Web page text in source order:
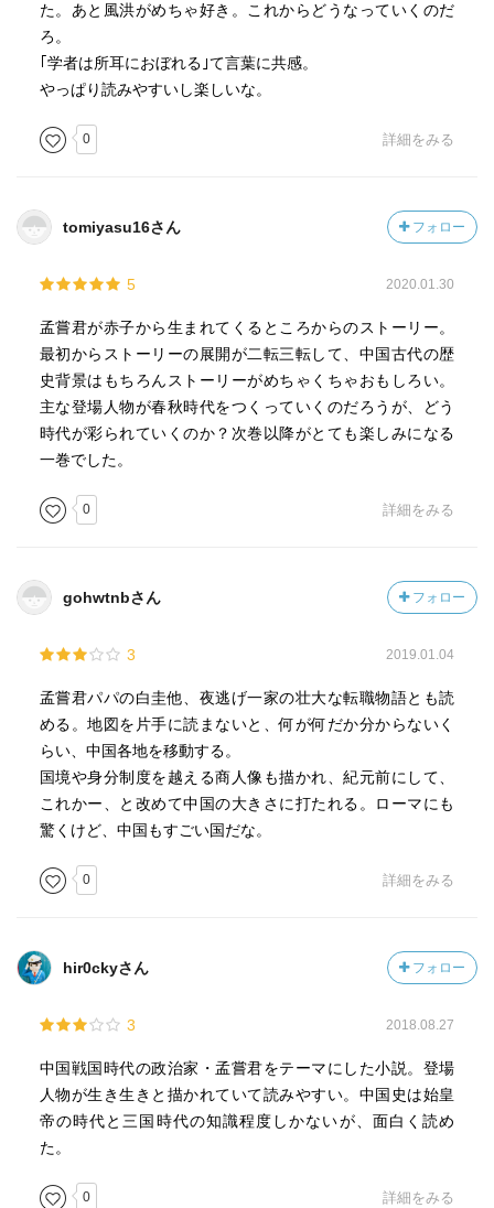
た。あと風洪がめちゃ好き。これからどうなっていくのだ
ろ。
｢学者は所耳におぼれる｣て言葉に共感。
やっぱり読みやすいし楽しいな。
0 詳細をみる
tomiyasu16さん フォロー
5 2020.01.30
孟嘗君が赤子から生まれてくるところからのストーリー。
最初からストーリーの展開が二転三転して、中国古代の歴
史背景はもちろんストーリーがめちゃくちゃおもしろい。
主な登場人物が春秋時代をつくっていくのだろうが、どう
時代が彩られていくのか？次巻以降がとても楽しみになる
一巻でした。
0 詳細をみる
gohwtnbさん フォロー
3 2019.01.04
孟嘗君パパの白圭他、夜逃げ一家の壮大な転職物語とも読
める。地図を片手に読まないと、何が何だか分からないく
らい、中国各地を移動する。
国境や身分制度を越える商人像も描かれ、紀元前にして、
これかー、と改めて中国の大きさに打たれる。ローマにも
驚くけど、中国もすごい国だな。
0 詳細をみる
hir0ckyさん フォロー
3 2018.08.27
中国戦国時代の政治家・孟嘗君をテーマにした小説。登場
人物が生き生きと描かれていて読みやすい。中国史は始皇
帝の時代と三国時代の知識程度しかないが、面白く読め
た。
0 詳細をみる